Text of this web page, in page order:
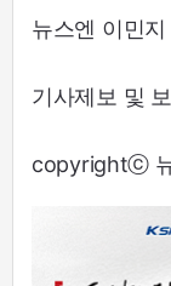
뉴스엔 이민
기사제보 및
copyrightⓒ 뉴